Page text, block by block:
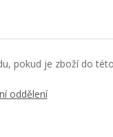
pokud je zboží do